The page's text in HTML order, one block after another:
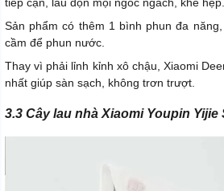
Sản phẩm có thêm 1 bình phun đa
cầm để phun nước.
Thay vì phải lỉnh kỉnh xô chậu, Xiaomi
nhất giúp sàn sạch, không trơn trượt.
3.3 Cây lau nhà Xiaomi Youpin Yijie